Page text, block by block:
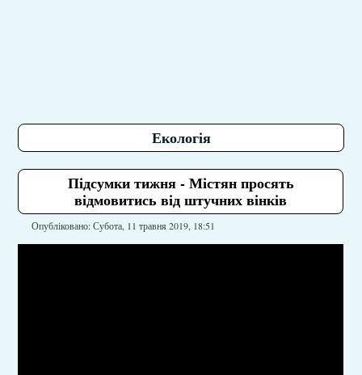
Екологія
Підсумки тижня - Містян просять
відмовитись від штучних вінків
Опубліковано: Субота, 11 травня 2019, 18:51